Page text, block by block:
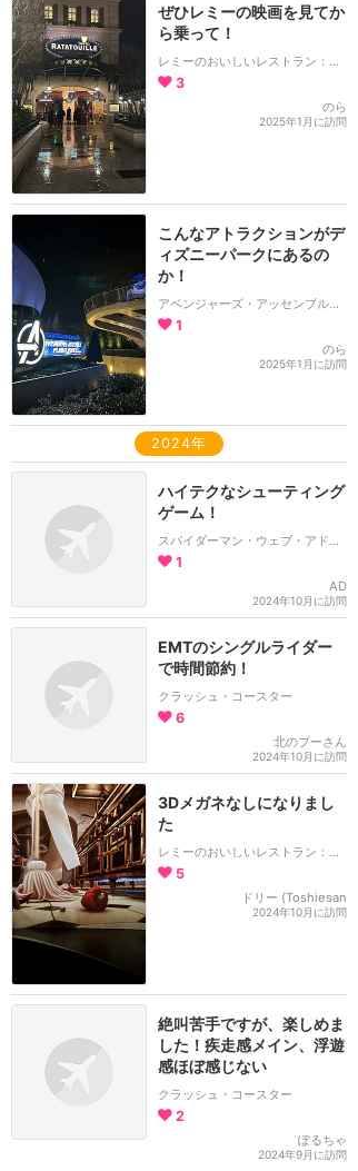
ぜひレミーの映画を見てか
ら乗って！
レミーのおいしいレストラン：ザ・アドベンチャー
3
のら
2025年1月に訪問
こんなアトラクションがデ
ィズニーパークにあるの
か！
アベンジャーズ・アッセンブル：フライト・フォース
1
のら
2025年1月に訪問
2024年
ハイテクなシューティング
ゲーム！
スパイダーマン・ウェブ・アドベンチャー
1
AD
2024年10月に訪問
EMTのシングルライダー
で時間節約！
クラッシュ・コースター
6
北のプーさん
2024年10月に訪問
3Dメガネなしになりまし
た
レミーのおいしいレストラン：ザ・アドベンチャー
5
ドリー (Toshiesan
2024年10月に訪問
絶叫苦手ですが、楽しめま
した！疾走感メイン、浮遊
感ほぼ感じない
クラッシュ・コースター
2
ぽるちゃ
2024年9月に訪問